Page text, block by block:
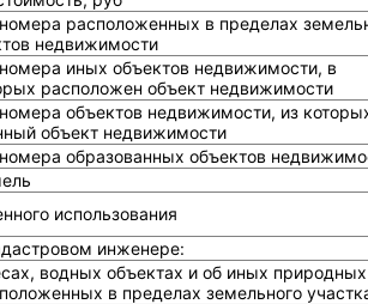
расположенных в пределах
недвижимости
иных объектов недвижимости, в
расположен объект недвижимости
объектов недвижимости, из
объект недвижимости
образованных объектов
использования
инженере:
водных объектах и об иных природных
в пределах земельного